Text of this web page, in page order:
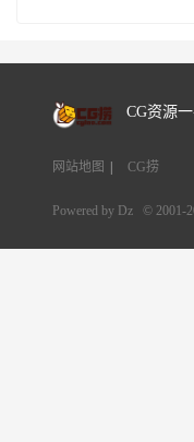
CG资源一
网站地图 CG捞
Powered by Dz © 2001-